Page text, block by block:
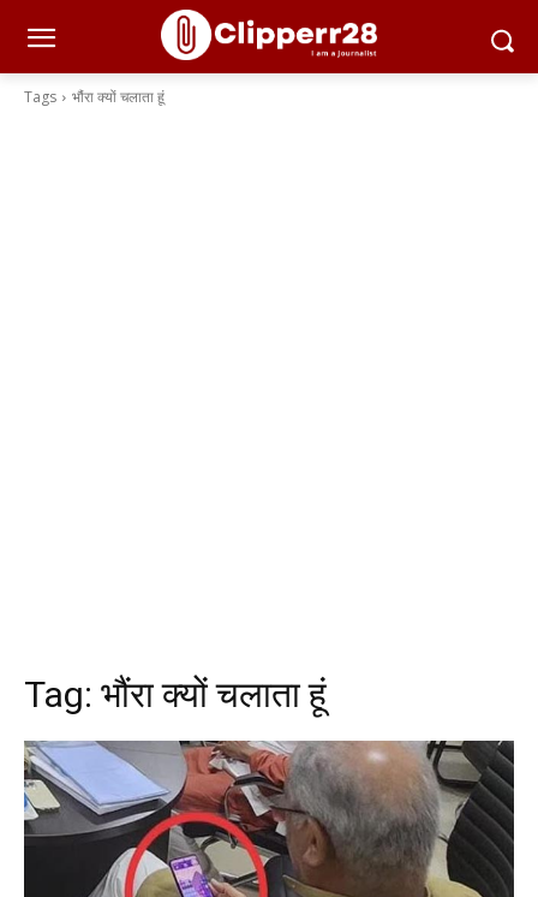
Tags भौंरा क्यों चलाता हूं
Tag: भौंरा क्यों चलाता हूं